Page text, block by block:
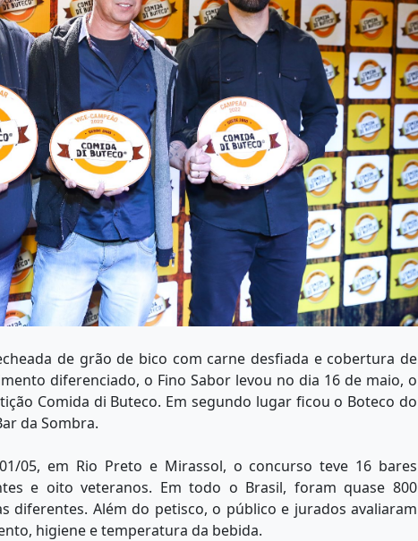
de grão de bico com carne desfiada e cobertura de
diferenciado, o Fino Sabor levou no dia 16 de maio, o
Comida di Buteco. Em segundo lugar ficou o Boteco do
da Sombra.
05, em Rio Preto e Mirassol, o concurso teve 16 bares
e oito veteranos. Em todo o Brasil, foram quase 800
diferentes. Além do petisco, o público e jurados avaliaram
higiene e temperatura da bebida.